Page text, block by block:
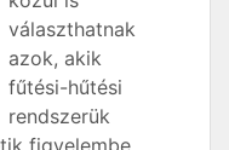
választhatnak
azok, akik
fűtési-hűtési
rendszerük
figyelembe